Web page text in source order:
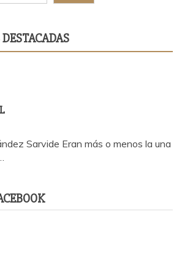
Sarvide Eran más o menos la una